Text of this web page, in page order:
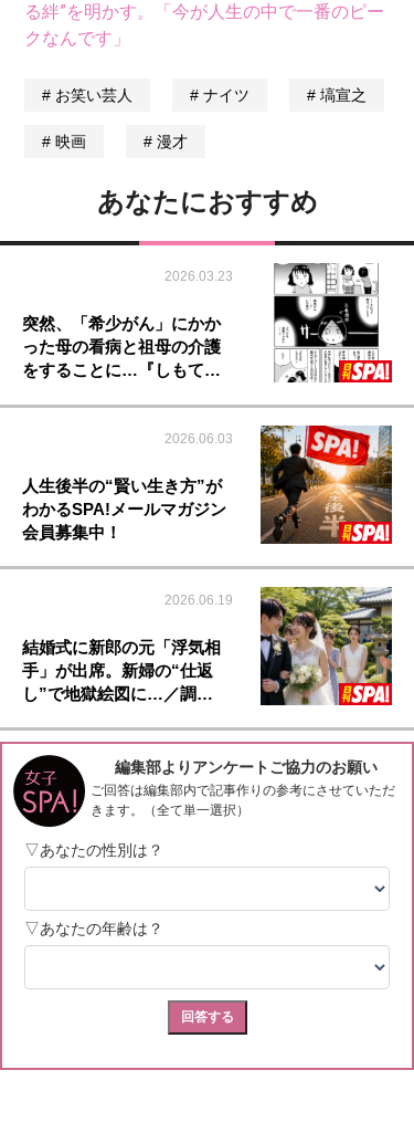
る絆”を明かす。「今が人生の中で一番のピー
クなんです」
お笑い芸人 ナイツ 塙宣之
映画 漫才
あなたにおすすめ
2026.03.23
突然、「希少がん」にかか
った母の看病と祖母の介護
をすることに…『しもて…
2026.06.03
人生後半の“賢い生き方”が
わかるSPA!メールマガジン
会員募集中！
2026.06.19
結婚式に新郎の元「浮気相
手」が出席。新婦の“仕返
し”で地獄絵図に…／調…